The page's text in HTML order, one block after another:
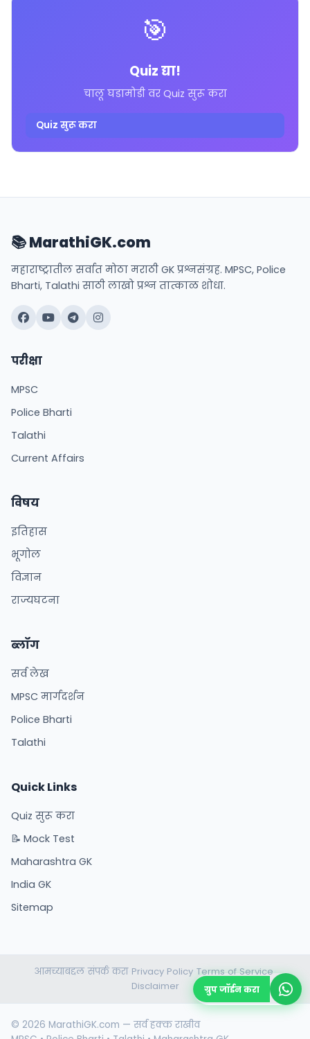
🎯
Quiz द्या!
चालू घडामोडी वर Quiz सुरू करा
Quiz सुरू करा
📚 MarathiGK.com
महाराष्ट्रातील सर्वात मोठा मराठी GK प्रश्नसंग्रह. MPSC, Police
Bharti, Talathi साठी लाखो प्रश्न तात्काळ शोधा.
परीक्षा
MPSC
Police Bharti
Talathi
Current Affairs
विषय
इतिहास
भूगोल
विज्ञान
राज्यघटना
ब्लॉग
सर्व लेख
MPSC मार्गदर्शन
Police Bharti
Talathi
Quick Links
Quiz सुरू करा
📝 Mock Test
Maharashtra GK
India GK
Sitemap
आमच्याबद्दल•संपर्क करा• Privacy Policy• Terms of Service•
Disclaimer
© 2026 MarathiGK.com — सर्व हक्क राखीव
ग्रुप जॉईन करा